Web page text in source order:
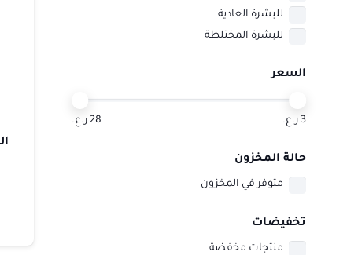
للبشرة العادية
للبشرة المختلطة
السعر
3 ر.ع. 28 ر.ع.
حالة المخزون
متوفر في المخزون
تخفيضات
منتجات مخفضة